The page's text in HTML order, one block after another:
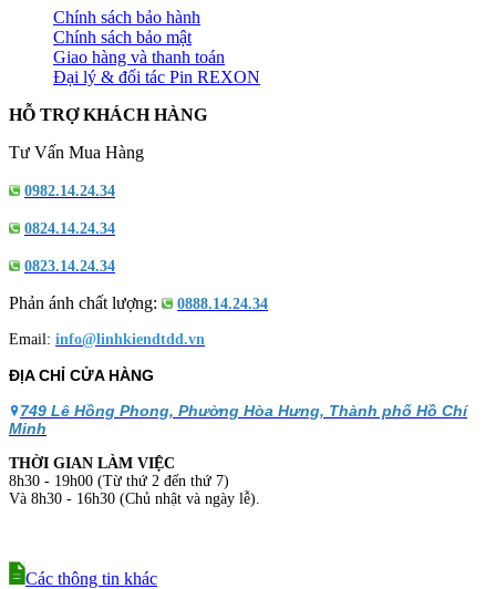
Chính sách bảo hành
Chính sách bảo mật
Giao hàng và thanh toán
Đại lý & đối tác Pin REXON
HỖ TRỢ KHÁCH HÀNG
Tư Vấn Mua Hàng
0982.14.24.34
0824.14.24.34
0823.14.24.34
Phản ánh chất lượng: 0888.14.24.34
Email: info@linhkiendtdd.vn
ĐỊA CHỈ CỬA HÀNG
749 Lê Hồng Phong, Phường Hòa Hưng, Thành phố Hồ Chí
Minh
THỜI GIAN LÀM VIỆC
8h30 - 19h00 (Từ thứ 2 đến thứ 7)
Và 8h30 - 16h30 (Chủ nhật và ngày lễ).
Các thông tin khác